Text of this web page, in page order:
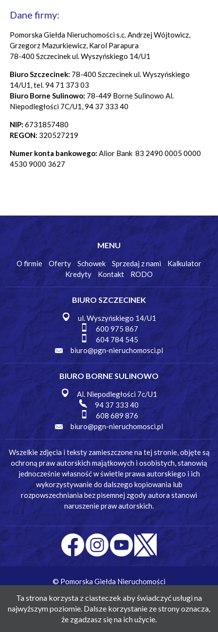
Dane firmy:
Pomorska Giełda Nieruchomości s.c. Andrzej Wójtowicz,
Grzegorz Mazurkiewicz, Karol Parapura
78-400 Szczecinek ul. Wyszyńskiego 14/U1
Biuro Szczecinek: 78-400 Szczecinek ul. Wyszyńskiego
14/U1, tel. 94 71 373 03
Biuro Borne Sulinowo: 78-449 Borne Sulinowo Al.
Niepodległości 7C/U1, 94 37 333 40
NIP: 6731857480
REGON: 320527219
Numer konta bankowego: Alior Bank 83 2490 0005 0000
4530 9000 3627
MENU
O firmie Oferty Schowek Sprzedaj z nami
Kalkulator
Kredyty
Kontakt RODO
BIURO SZCZECINEK
ul. Wyszyńskiego 14/U1
600 975 867
604 784 545
biuro@pgn-nieruchomosci.pl
BIURO BORNE SULINOWO
Al. Niepodległości 7c/U1
94 37 333 40
608 689 876
biuro@pgn-nieruchomosci.pl
Wszelkie zdjęcia i teksty zamieszczone na tej stronie, objęte są
ochroną praw autorskich majątkowych i osobistych, stanowią
jednocześnie własność w świetle prawa autorskiego i ich
wykorzystywanie do dalszego kopiowania lub
rozpowszechniania bez pisemnej zgody autora stanowi
naruszenie praw autorskich.
© Pomorska Giełda Nieruchomości
Ta strona korzysta z ciasteczek aby świadczyć usługi na
najwyższym poziomie. Dalsze korzystanie ze strony oznacza,
że zgadzasz się na ich użycie.